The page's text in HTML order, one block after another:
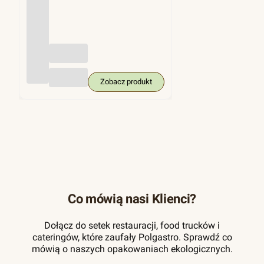
Zobacz produkt
Co mówią nasi Klienci?
Dołącz do setek restauracji, food trucków i
cateringów, które zaufały Polgastro. Sprawdź co
mówią o naszych opakowaniach ekologicznych.